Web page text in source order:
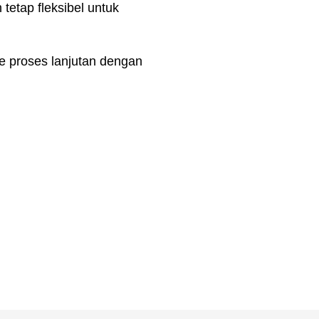
tetap fleksibel untuk
proses lanjutan dengan